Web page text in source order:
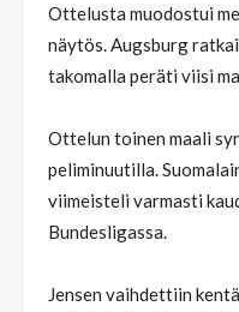
Ottelusta muodostui
näytös. Augsburg
takomalla peräti viisi
Ottelun toinen maali
peliminuutilla.
viimeisteli varmasti
Bundesligassa.
Jensen vaihdettiin